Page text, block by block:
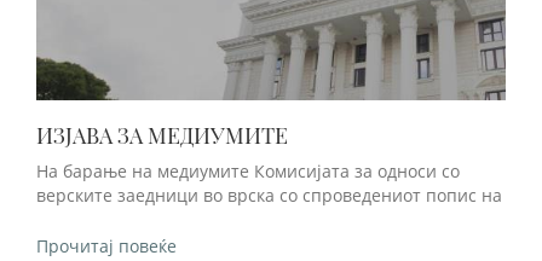
ИЗЈАВА ЗА МЕДИУМИТЕ
На барање на медиумите Комисијата за односи со
верските заедници во врска со спроведениот попис на
Прочитај повеќе